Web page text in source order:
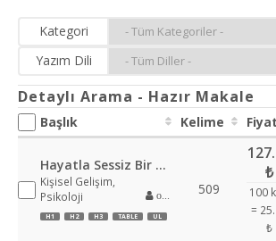
KURUMSAL
Kategori
Yazım Dili
Detaylı Arama - Hazır Makale
Başlık Kelime Fiyat
Hayatla Sessiz Bir Savaş
Kişisel Gelişim,
Psikoloji
H1 H2 H3 TABLE UL
509
₺
100
=
₺